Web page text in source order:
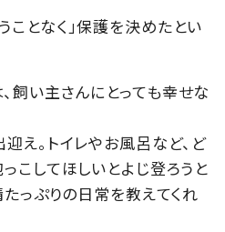
ことなく」保護を決めたとい
飼い主さんにとっても幸せな
え。トイレやお風呂など、ど
こしてほしいとよじ登ろうと
たっぷりの日常を教えてくれ